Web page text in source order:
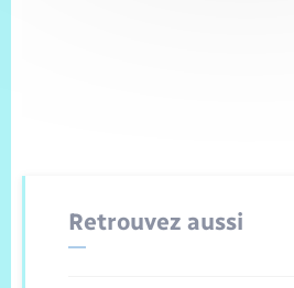
Retrouvez aussi